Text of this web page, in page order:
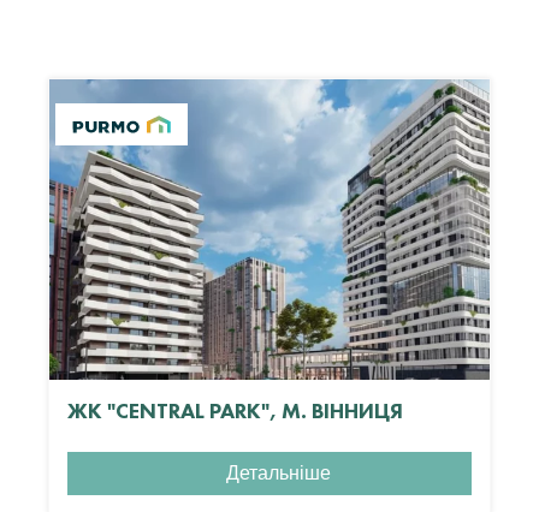
ЖК "CENTRAL PARK", М. ВІННИЦЯ
Детальніше